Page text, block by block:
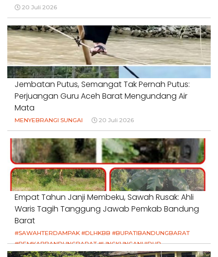
20 Juli 2026
Jembatan Putus, Semangat Tak Pernah Putus:
Perjuangan Guru Aceh Barat Mengundang Air
Mata
MENYEBRANGI SUNGAI 20 Juli 2026
Empat Tahun Janji Membeku, Sawah Rusak: Ahli
Waris Tagih Tanggung Jawab Pemkab Bandung
Barat
#SAWAHTERDAMPAK #DLHKBB #BUPATIBANDUNGBARAT
#PEMKABBANDUNGBARAT #LINGKUNGANHIDUP
#HAKPETANI #KEADILANUNTUKPETANI